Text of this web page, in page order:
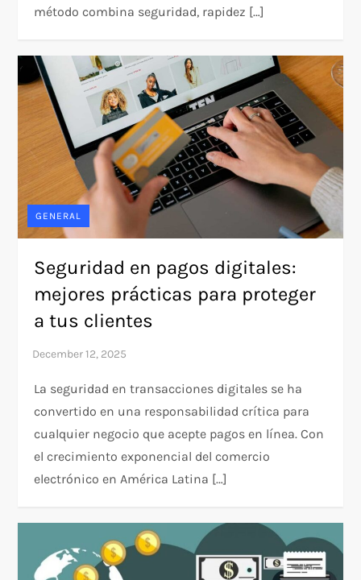
método combina seguridad, rapidez […]
GENERAL
Seguridad en pagos digitales:
mejores prácticas para proteger
a tus clientes
La seguridad en transacciones digitales se ha
convertido en una responsabilidad crítica para
cualquier negocio que acepte pagos en línea. Con
el crecimiento exponencial del comercio
electrónico en América Latina […]